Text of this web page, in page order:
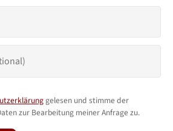
gelesen und stimme der
zur Bearbeitung meiner Anfrage zu.